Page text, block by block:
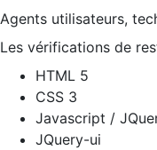
Agents utilisateurs,
Les vérifications de
HTML 5
CSS 3
Javascript /
JQuery-ui